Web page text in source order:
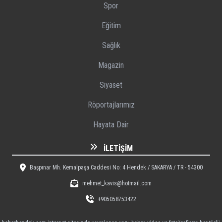
Spor
Eğitim
Sağlık
Magazin
Siyaset
Röportajlarımız
Hayata Dair
İLETIŞIM
Başpınar Mh. Kemalpaşa Caddesi No: 4 Hendek / SAKARYA / TR - 54300
mehmet_kavis@hotmail.com
+905058753422